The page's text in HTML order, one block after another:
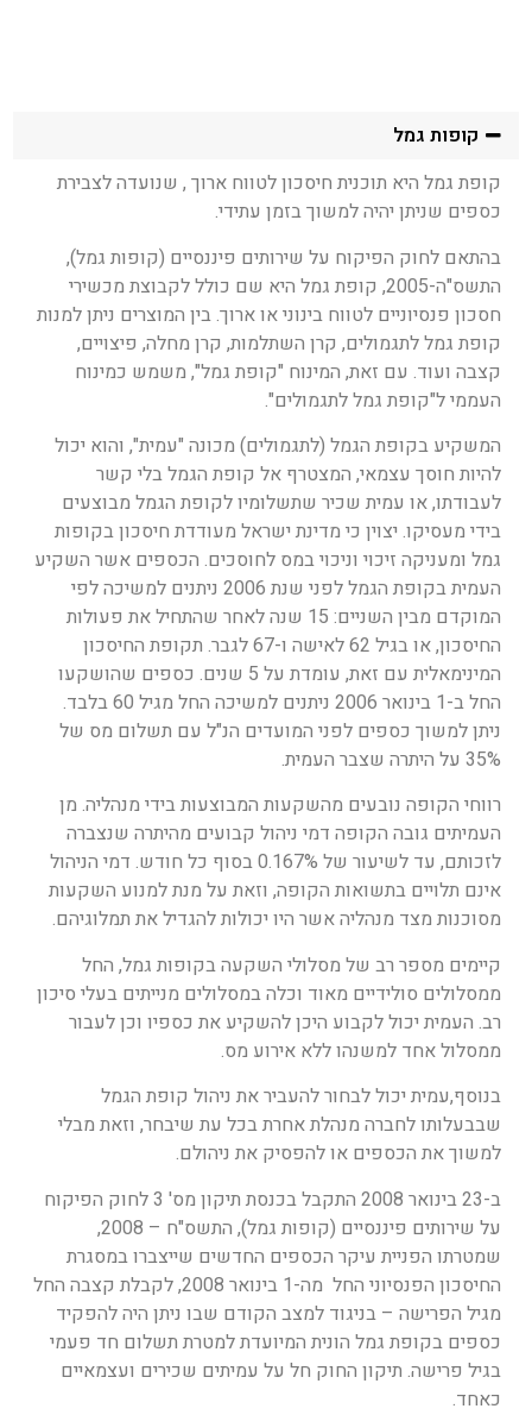
קופות גמל
קופת גמל היא תוכנית חיסכון לטווח ארוך , שנועדה לצבירת
כספים שניתן יהיה למשוך בזמן עתידי.
בהתאם לחוק הפיקוח על שירותים פיננסיים (קופות גמל),
התשס"ה-2005, קופת גמל היא שם כולל לקבוצת מכשירי
חסכון פנסיוניים לטווח בינוני או ארוך. בין המוצרים ניתן למנות
קופת גמל לתגמולים, קרן השתלמות, קרן מחלה, פיצויים,
קצבה ועוד. עם זאת, המינוח "קופת גמל", משמש כמינוח
העממי ל"קופת גמל לתגמולים".
המשקיע בקופת הגמל (לתגמולים) מכונה "עמית", והוא יכול
להיות חוסך עצמאי, המצטרף אל קופת הגמל בלי קשר
לעבודתו, או עמית שכיר שתשלומיו לקופת הגמל מבוצעים
בידי מעסיקו. יצוין כי מדינת ישראל מעודדת חיסכון בקופות
גמל ומעניקה זיכוי וניכוי במס לחוסכים. הכספים אשר השקיע
העמית בקופת הגמל לפני שנת 2006 ניתנים למשיכה לפי
המוקדם מבין השניים: 15 שנה לאחר שהתחיל את פעולות
החיסכון, או בגיל 62 לאישה ו-67 לגבר. תקופת החיסכון
המינימאלית עם זאת, עומדת על 5 שנים. כספים שהושקעו
החל ב-1 בינואר 2006 ניתנים למשיכה החל מגיל 60 בלבד.
ניתן למשוך כספים לפני המועדים הנ"ל עם תשלום מס של
35% על היתרה שצבר העמית.
רווחי הקופה נובעים מהשקעות המבוצעות בידי מנהליה. מן
העמיתים גובה הקופה דמי ניהול קבועים מהיתרה שנצברה
לזכותם, עד לשיעור של 0.167% בסוף כל חודש. דמי הניהול
אינם תלויים בתשואות הקופה, וזאת על מנת למנוע השקעות
מסוכנות מצד מנהליה אשר היו יכולות להגדיל את תמלוגיהם.
קיימים מספר רב של מסלולי השקעה בקופות גמל, החל
ממסלולים סולידיים מאוד וכלה במסלולים מנייתים בעלי סיכון
רב. העמית יכול לקבוע היכן להשקיע את כספיו וכן לעבור
ממסלול אחד למשנהו ללא אירוע מס.
בנוסף,עמית יכול לבחור להעביר את ניהול קופת הגמל
שבבעלותו לחברה מנהלת אחרת בכל עת שיבחר, וזאת מבלי
למשוך את הכספים או להפסיק את ניהולם.
ב-23 בינואר 2008 התקבל בכנסת תיקון מס' 3 לחוק הפיקוח
על שירותים פיננסיים (קופות גמל), התשס"ח – 2008,
שמטרתו הפניית עיקר הכספים החדשים שייצברו במסגרת
החיסכון הפנסיוני החל מה-1 בינואר 2008, לקבלת קצבה החל
מגיל הפרישה – בניגוד למצב הקודם שבו ניתן היה להפקיד
כספים בקופת גמל הונית המיועדת למטרת תשלום חד פעמי
בגיל פרישה. תיקון החוק חל על עמיתים שכירים ועצמאיים
כאחד.